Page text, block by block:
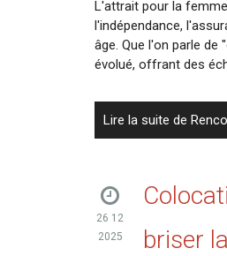
L'attrait pour la
l'indépendance,
âge. Que l'on parle
évolué, offrant des
Lire la suite de
26 12
2025
briser